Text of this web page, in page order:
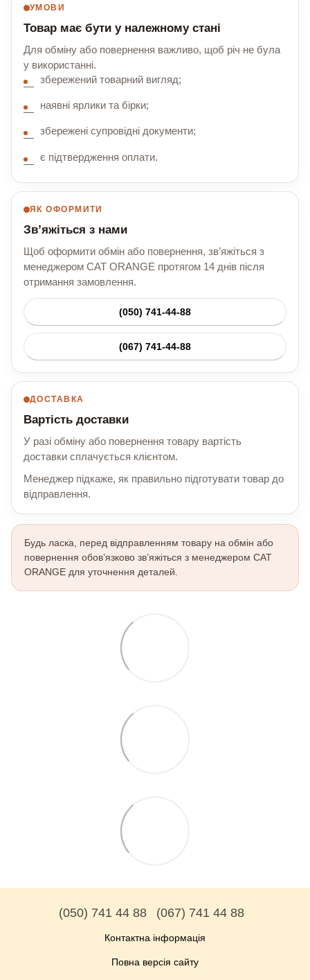
УМОВИ
Товар має бути у належному стані
Для обміну або повернення важливо, щоб річ не була
у використанні.
збережений товарний вигляд;
наявні ярлики та бірки;
збережені супровідні документи;
є підтвердження оплати.
ЯК ОФОРМИТИ
Зв’яжіться з нами
Щоб оформити обмін або повернення, зв’яжіться з
менеджером CAT ORANGE протягом 14 днів після
отримання замовлення.
(050) 741-44-88
(067) 741-44-88
ДОСТАВКА
Вартість доставки
У разі обміну або повернення товару вартість
доставки сплачується клієнтом.
Менеджер підкаже, як правильно підготувати товар до
відправлення.
Будь ласка, перед відправленням товару на обмін або
повернення обов’язково зв’яжіться з менеджером CAT
ORANGE для уточнення деталей.
(050) 741 44 88 (067) 741 44 88
Контактна інформація
Повна версія сайту